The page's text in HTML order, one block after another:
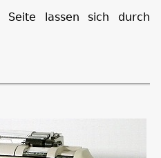
lassen sich durch